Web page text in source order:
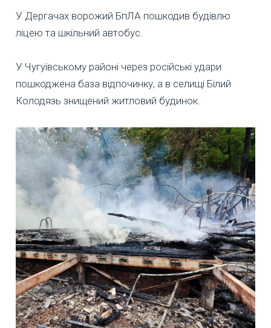
У Дергачах ворожий БпЛА пошкодив будівлю
ліцею та шкільний автобус.
У Чугуївському районі через російські удари
пошкоджена база відпочинку, а в селищі Білий
Колодязь знищений житловий будинок.